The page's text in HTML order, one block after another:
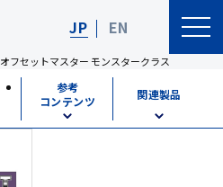
JP EN
オフセットマスター モンスタークラス
参考
コンテンツ
関連製品